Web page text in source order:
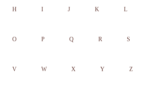
H I J K L
O P Q R S
V W X Y Z